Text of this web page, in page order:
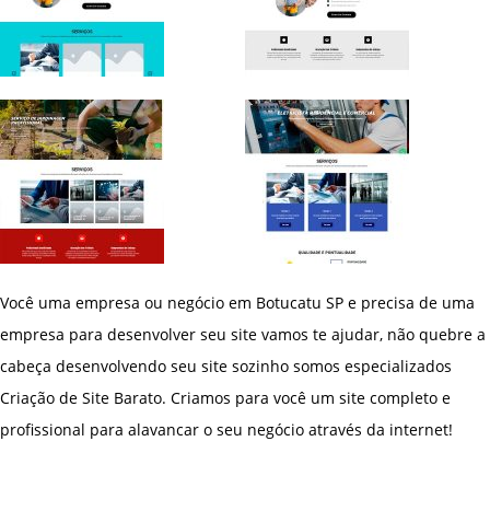
Você uma empresa ou negócio em Botucatu SP e precisa de uma
empresa para desenvolver seu site vamos te ajudar, não quebre a
cabeça desenvolvendo seu site sozinho somos especializados
Criação de Site Barato. Criamos para você um site completo e
profissional para alavancar o seu negócio através da internet!